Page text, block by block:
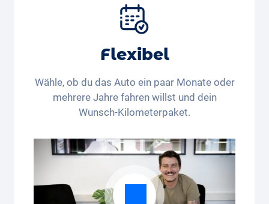
Flexibel
Wähle, ob du das Auto ein paar Monate oder
mehrere Jahre fahren willst und dein
Wunsch-Kilometerpaket.